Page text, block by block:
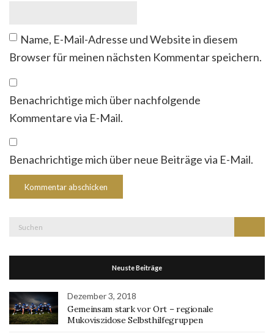
Name, E-Mail-Adresse und Website in diesem
Browser für meinen nächsten Kommentar speichern.
Benachrichtige mich über nachfolgende
Kommentare via E-Mail.
Benachrichtige mich über neue Beiträge via E-Mail.
Neuste Beiträge
Dezember 3, 2018
Gemeinsam stark vor Ort – regionale
Mukoviszidose Selbsthilfegruppen